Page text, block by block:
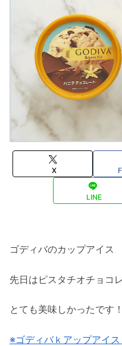
X
LINE
ゴディバのカップアイス
先日はピスタチオチョコ
とても美味しかったです！
※ゴディバｋアップアイ